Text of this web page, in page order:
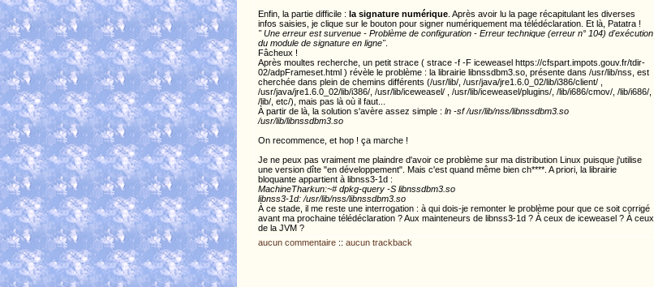
Enfin, la partie difficile : la signature numérique . Après avoir lu la page récapitulant les diverses
infos saisies, je clique sur le bouton pour signer numériquement ma télédéclaration. Et là, Patatra !
" Une erreur est survenue - Problème de configuration - Erreur technique (erreur n° 104) d'exécution
du module de signature en ligne".
Fâcheux !
Après moultes recherche, un petit strace ( strace -f -F iceweasel https://cfspart.impots.gouv.fr/tdir-
02/adpFrameset.html ) révèle le problème : la librairie libnssdbm3.so, présente dans /usr/lib/nss, est
cherchée dans plein de chemins différents (/usr/lib/, /usr/java/jre1.6.0_02/lib/i386/client/ ,
/usr/java/jre1.6.0_02/lib/i386/, /usr/lib/iceweasel/ , /usr/lib/iceweasel/plugins/, /lib/i686/cmov/, /lib/i686/,
/lib/, etc/), mais pas là où il faut...
À partir de là, la solution s'avère assez simple : ln -sf /usr/lib/nss/libnssdbm3.so
/usr/lib/libnssdbm3.so
On recommence, et hop ! ça marche !
Je ne peux pas vraiment me plaindre d'avoir ce problème sur ma distribution Linux puisque j'utilise
une version dîte "en développement". Mais c'est quand même bien ch****. A priori, la librairie
bloquante appartient à libnss3-1d :
MachineTharkun:~# dpkg-query -S libnssdbm3.so
libnss3-1d: /usr/lib/nss/libnssdbm3.so
À ce stade, il me reste une interrogation : à qui dois-je remonter le problème pour que ce soit corrigé
avant ma prochaine télédéclaration ? Aux mainteneurs de libnss3-1d ? À ceux de iceweasel ? À ceux
de la JVM ?
aucun commentaire :: aucun trackback